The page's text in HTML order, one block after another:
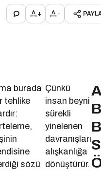
+ -
burada
tehlike
sözü
Çünkü
insan beyni
sürekli
yinelenen
davranışları
alışkanlığa
dönüştürür.